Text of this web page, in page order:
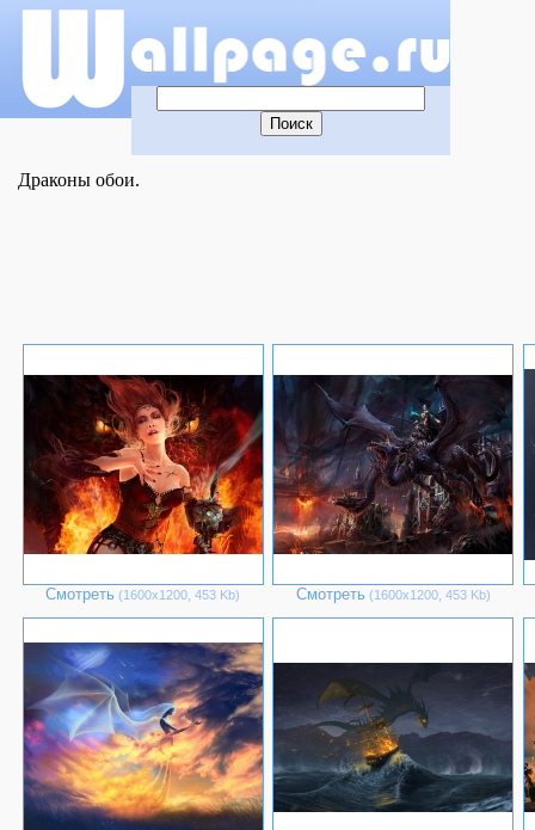
Драконы обои.
Смотреть (1600х1200, 453 Kb) Смотреть (1600х1200, 453 Kb)